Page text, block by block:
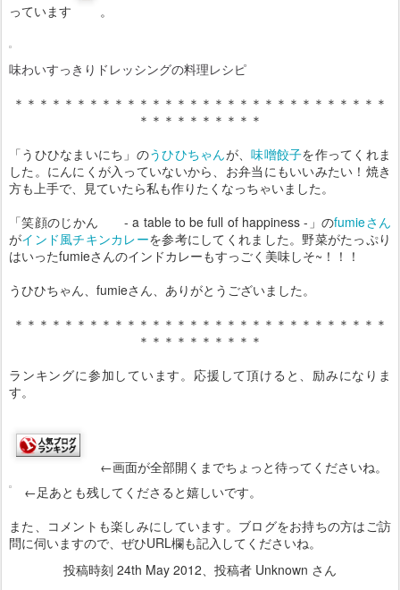
っています 。
味わいすっきりドレッシングの料理レシピ
＊＊＊＊＊＊＊＊＊＊＊＊＊＊＊＊＊＊＊＊＊＊＊＊＊＊＊＊＊＊
＊＊＊＊＊＊＊＊＊＊
「うひひなまいにち」のうひひちゃんが、味噌餃子を作ってくれま
した。にんにくが入っていないから、お弁当にもいいみたい！焼き
方も上手で、見ていたら私も作りたくなっちゃいました。
「笑顔のじかん - a table to be full of happiness -」のfumieさん
がインド風チキンカレーを参考にしてくれました。野菜がたっぷり
はいったfumieさんのインドカレーもすっごく美味しそ~！！！
うひひちゃん、fumieさん、ありがとうございました。
＊＊＊＊＊＊＊＊＊＊＊＊＊＊＊＊＊＊＊＊＊＊＊＊＊＊＊＊＊＊
＊＊＊＊＊＊＊＊＊＊
ランキングに参加しています。応援して頂けると、励みになりま
す。
←画面が全部開くまでちょっと待ってくださいね。
←足あとも残してくださると嬉しいです。
また、コメントも楽しみにしています。ブログをお持ちの方はご訪
問に伺いますので、ぜひURL欄も記入してくださいね。
投稿時刻 24th May 2012 、投稿者 Unknown さん